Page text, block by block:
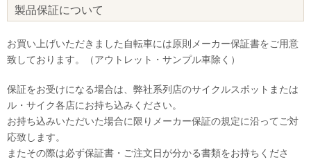
製品保証について
お買い上げいただきました自転車には原則メーカー保証書をご用意
致しております。（アウトレット・サンプル車除く）
保証をお受けになる場合は、弊社系列店のサイクルスポットまたは
ル・サイク各店にお持ち込みください。
お持ち込みいただいた場合に限りメーカー保証の規定に沿ってご対
応致します。
またその際は必ず保証書・ご注文日が分かる書類をお持ちくださ